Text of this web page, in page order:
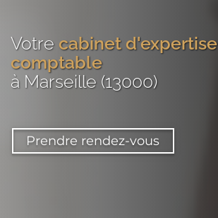
Votre cabinet d'expertise
comptable
à Marseille (13000)
Prendre rendez-vous